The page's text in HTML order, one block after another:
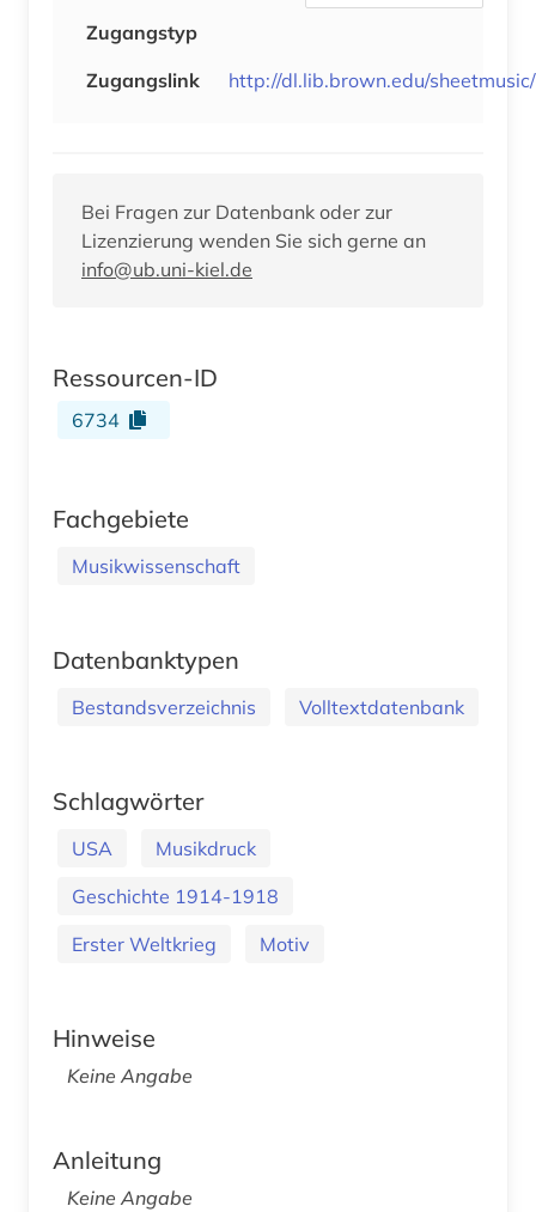
Zugangstyp
Zugangslink
http://dl.lib.brown.edu/
Bei Fragen zur Datenbank oder zur
Lizenzierung wenden Sie sich gerne an
info@ub.uni-kiel.de
Ressourcen-ID
6734
Fachgebiete
Musikwissenschaft
Datenbanktypen
Bestandsverzeichnis Volltextdatenbank
Schlagwörter
USA
Musikdruck
Geschichte 1914-1918
Erster Weltkrieg
Motiv
Hinweise
Keine Angabe
Anleitung
Keine Angabe